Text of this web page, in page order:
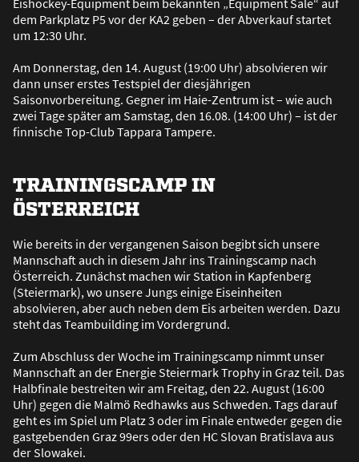
Eishockey-Equipment beim bekannten „Equipment Sale“ auf
dem Parkplatz P5 vor der KA2 geben – der Abverkauf startet
um 12:30 Uhr.
Am Donnerstag, den 14. August (19:00 Uhr) absolvieren wir
dann unser erstes Testspiel der diesjährigen
Saisonvorbereitung. Gegner im Haie-Zentrum ist – wie auch
zwei Tage später am Samstag, den 16.08. (14:00 Uhr) – ist der
finnische Top-Club Tappara Tampere.
TRAININGSCAMP IN
ÖSTERREICH
Wie bereits in der vergangenen Saison begibt sich unsere
Mannschaft auch in diesem Jahr ins Trainingscamp nach
Österreich. Zunächst machen wir Station in Kapfenberg
(Steiermark), wo unsere Jungs einige Eiseinheiten
absolvieren, aber auch neben dem Eis arbeiten werden. Dazu
steht das Teambuilding im Vordergrund.
Zum Abschluss der Woche im Trainingscamp nimmt unser
Mannschaft an der Energie Steiermark Trophy in Graz teil. Das
Halbfinale bestreiten wir am Freitag, den 22. August (16:00
Uhr) gegen die Malmö Redhawks aus Schweden. Tags darauf
geht es im Spiel um Platz 3 oder im Finale entweder gegen die
gastgebenden Graz 99ers oder den HC Slovan Bratislava aus
der Slowakei.